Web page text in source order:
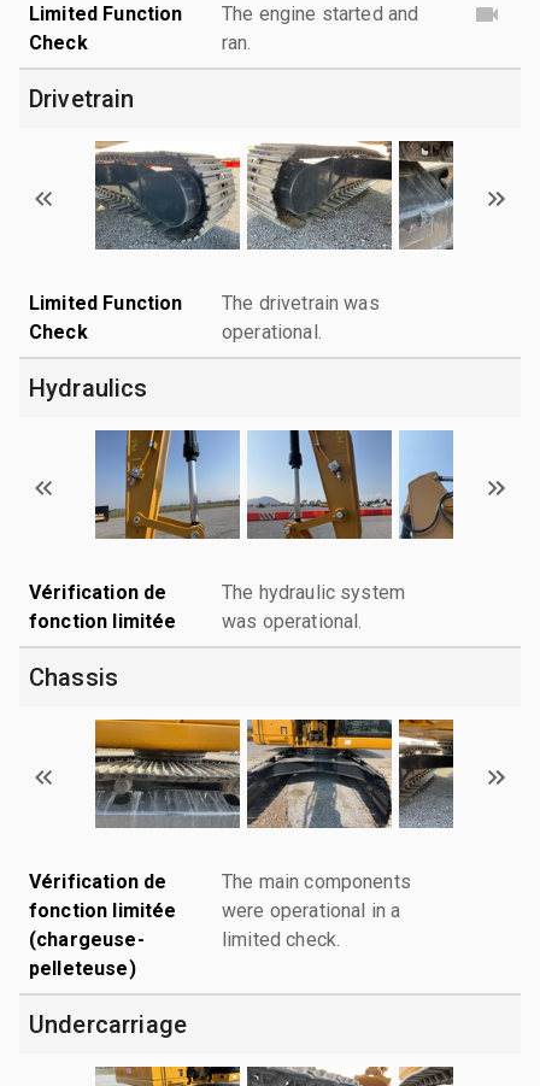
Limited Function
Check
The engine started and
ran.
Drivetrain
Limited Function
Check
The drivetrain was
operational.
Hydraulics
Vérification de
fonction limitée
The hydraulic system
was operational.
Chassis
Vérification de
fonction limitée
(chargeuse-
pelleteuse)
The main components
were operational in a
limited check.
Undercarriage